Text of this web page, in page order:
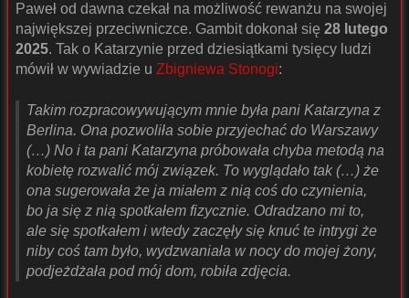
Paweł od dawna czekał na możliwość rewanżu na swojej
największej przeciwniczce. Gambit dokonał się 28 lutego
2025. Tak o Katarzynie przed dziesiątkami tysięcy ludzi
mówił w wywiadzie u Zbigniewa Stonogi:
Takim rozpracowywującym mnie była pani Katarzyna z
Berlina. Ona pozwoliła sobie przyjechać do Warszawy
(…) No i ta pani Katarzyna próbowała chyba metodą na
kobietę rozwalić mój związek. To wyglądało tak (…) że
ona sugerowała że ja miałem z nią coś do czynienia,
bo ja się z nią spotkałem fizycznie. Odradzano mi to,
ale się spotkałem i wtedy zaczęły się knuć te intrygi że
niby coś tam było, wydzwaniała w nocy do mojej żony,
podjeżdżała pod mój dom, robiła zdjęcia.